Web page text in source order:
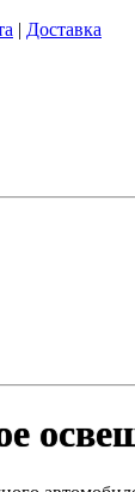
| Доставка